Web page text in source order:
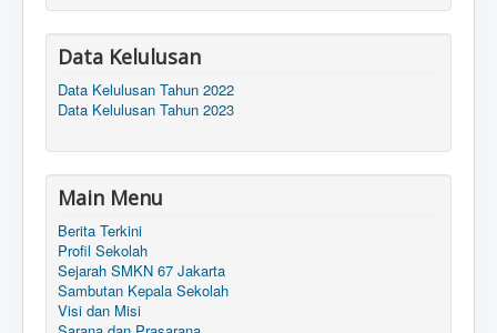
Data Kelulusan
Data Kelulusan Tahun 2022
Data Kelulusan Tahun 2023
Main Menu
Berita Terkini
Profil Sekolah
Sejarah SMKN 67 Jakarta
Sambutan Kepala Sekolah
Visi dan Misi